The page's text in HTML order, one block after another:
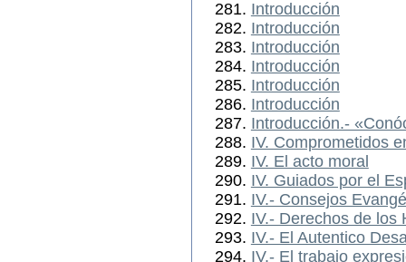
Introducción
Introducción
Introducción
Introducción
Introducción
Introducción
Introducción.-
IV. Comprometidos
IV. El acto moral
IV. Guiados por el
IV.- Consejos
IV.- Derechos de los
IV.- El Autentico
IV.- El trabajo